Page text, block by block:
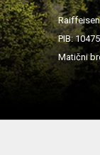
PIB:
Matični
© 2019